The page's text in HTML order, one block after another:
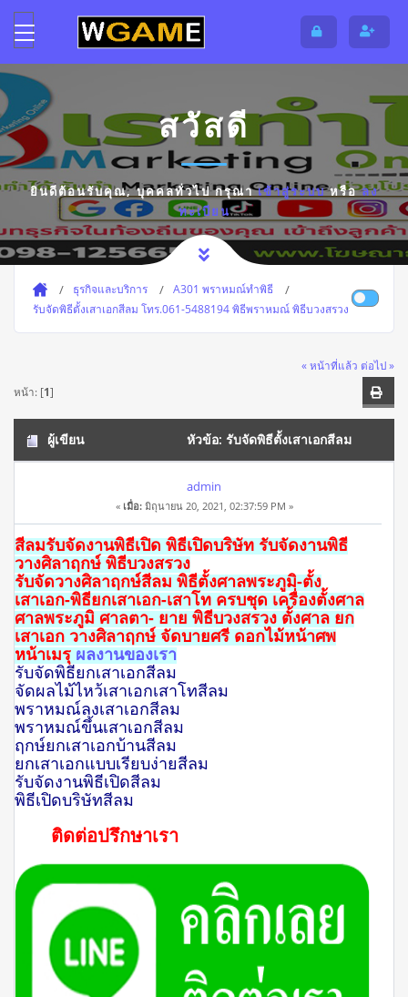
สวัสดี
ยินดีต้อนรับคุณ,บุคคลทั่วไปกรุณาเข้าสู่ระบบหรือลง
ทะเบียน
ธุรกิจและบริการ
A301 พราหมณ์ทำพิธี
รับจัดพิธีตั้งเสาเอกสีลม โทร.061-5488194 พิธีพราหมณ์ พิธีบวงสรวง
« หน้าที่แล้ว ต่อไป »
หน้า: [1]
ผู้เขียน หัวข้อ: รับจัดพิธีตั้งเสาเอกสีลม
โทร.061-5488194 พิธีพราหมณ์ พิธีบวงสรวง (อ่าน 19894 ครั้ง)
admin
« เมื่อ:มิถุนายน 20, 2021, 02:37:59 PM »
สีลมรับจัดงานพิธีเปิด พิธีเปิดบริษัท รับจัดงานพิธี
วางศิลาฤกษ์ พิธีบวงสรวง
รับจัดวางศิลาฤกษ์สีลม พิธีตั้งศาลพระภูมิ-ตั้ง
เสาเอก-พิธียกเสาเอก-เสาโท ครบชุด เครื่องตั้งศาล
ศาลพระภูมิ ศาลตา- ยายพิธีบวงสรวง ตั้งศาล ยก
เสาเอก วางศิลาฤกษ์ จัดบายศรี ดอกไม้หน้าศพ
หน้าเมรุผลงานของเรา
รับจัดพิธียกเสาเอกสีลม
จัดผลไม้ไหว้เสาเอกเสาโทสีลม
พราหมณ์ลงเสาเอกสีลม
พราหมณ์ขึ้นเสาเอกสีลม
ฤกษ์ยกเสาเอกบ้านสีลม
ยกเสาเอกแบบเรียบง่ายสีลม
รับจัดงานพิธีเปิดสีลม
พิธีเปิดบริษัทสีลม
ติดต่อปรึกษาเรา